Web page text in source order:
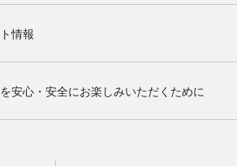
情報
安心・安全にお楽しみいただくために